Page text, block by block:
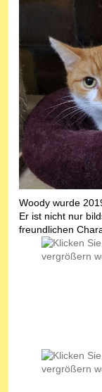
Woody wurde
Er ist nicht nur
freundlichen